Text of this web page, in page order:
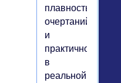
плавностью
очертаний
и
практичностью
в
реальной